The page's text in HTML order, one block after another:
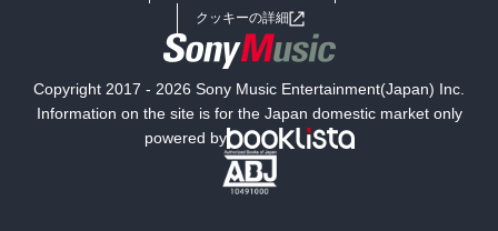
小説
海外小説
ミステリー SF
文学
クッキーの詳細
Copyright 2017 - 2026 Sony Music Entertainment(Japan) Inc.
Information on the site is for the Japan domestic market only
powered by